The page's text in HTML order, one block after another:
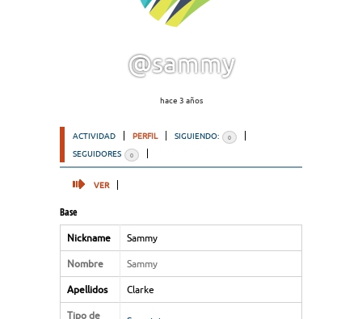
@sammy
hace 3 años
ACTIVIDAD PERFIL SIGUIENDO: 0
SEGUIDORES 0
VER
Base
Nickname Sammy
Nombre Sammy
Apellidos Clarke
Tipo de